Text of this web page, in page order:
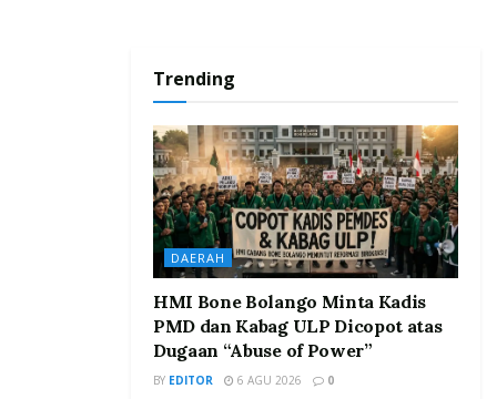
Trending
DAERAH
HMI Bone Bolango Minta Kadis
PMD dan Kabag ULP Dicopot atas
Dugaan “Abuse of Power”
BY EDITOR 6 AGU 2026 0